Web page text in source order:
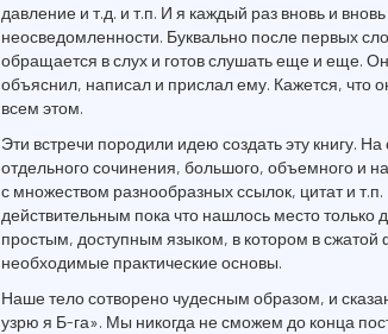
давление и т.д. и т.п. И я каждый раз вновь и
неосведомленности. Буквально после первых
обращается в слух и готов слушать еще и еще.
объяснил, написал и прислал ему. Кажется, что
всем этом.
Эти встречи породили идею создать эту книгу.
отдельного сочинения, большого, объемного и
с множеством разнообразных ссылок, цитат и
действительным пока что нашлось место
простым, доступным языком, в котором в
необходимые практические основы.
Наше тело сотворено чудесным образом, и
узрю я Б-га». Мы никогда не сможем до конца